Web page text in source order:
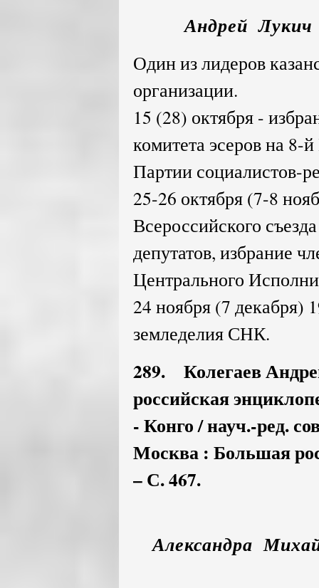
Андрей Лукич
Один из лидеров
организации.
15 (28) октября -
комитета эсеров на 8-
Партии социалистов-
25-26 октября (7-8
Всероссийского
депутатов, избрание
Центрального
24 ноября (7 декабря)
земледелия СНК.
289. Колегаев
российская
- Конго / науч.-ред.
Москва : Большая
– С. 467.
Александра